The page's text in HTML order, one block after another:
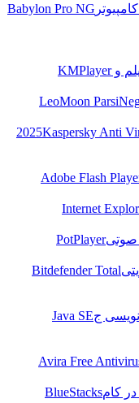
Babylon Pro NG
وKMPlayer
LeoMoon
Kaspersky Anti
Adobe Flash
Internet
صوتیPotPlayer
Bitdefender Total
نویسی جJava SE
Avira Free
کامBlueStacks